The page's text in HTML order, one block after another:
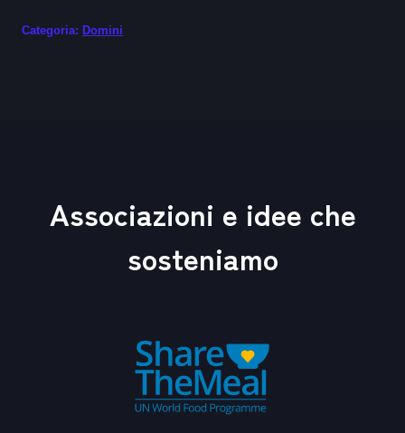
Categoria: Domini
Associazioni e idee che
sosteniamo